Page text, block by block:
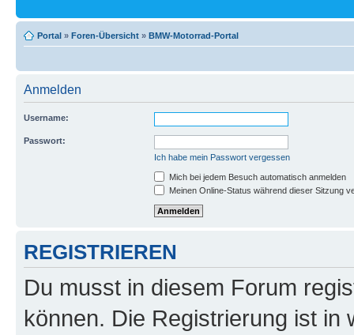
Portal » Foren-Übersicht » BMW-Motorrad-Portal
Anmelden
Username:
Passwort:
Ich habe mein Passwort vergessen
Mich bei jedem Besuch automatisch anmelden
Meinen Online-Status während dieser Sitzung
REGISTRIEREN
Du musst in diesem Forum
können. Die Registrierung ist in